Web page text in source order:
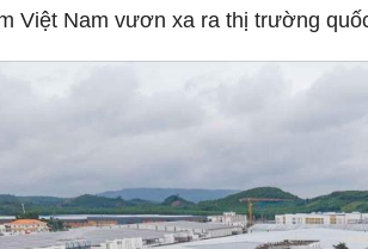
Việt Nam vươn xa ra thị trường